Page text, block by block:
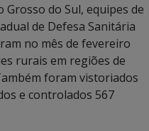
Grosso do Sul, equipes de
de Defesa Sanitária
no mês de fevereiro
rurais em regiões de
foram vistoriados
e controlados 567